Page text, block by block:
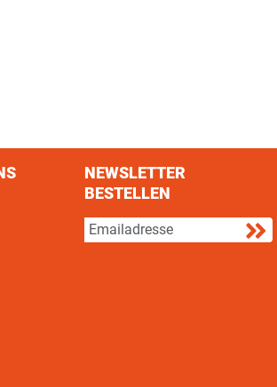
Facebook
us on Twitter
NEWSLETTER
BESTELLEN